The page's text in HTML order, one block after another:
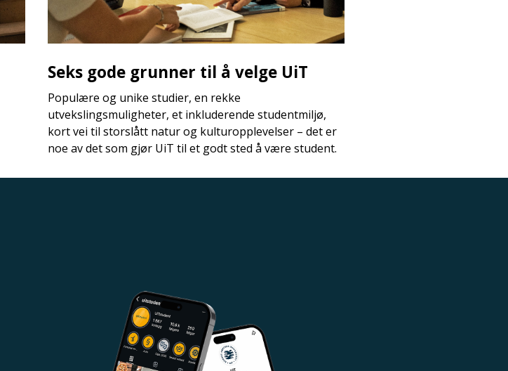
Seks gode grunner til å velge UiT
Populære og unike studier, en rekke
utvekslingsmuligheter, et inkluderende studentmiljø,
kort vei til storslått natur og kulturopplevelser – det er
noe av det som gjør UiT til et godt sted å være student.